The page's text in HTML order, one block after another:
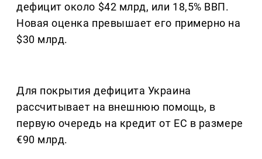
дефицит около $42 млрд, или 18,5% ВВП.
Новая оценка превышает его примерно на
$30 млрд.
Для покрытия дефицита Украина
рассчитывает на внешнюю помощь, в
первую очередь на кредит от ЕС в размере
€90 млрд.